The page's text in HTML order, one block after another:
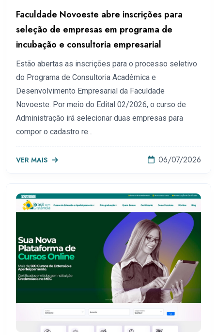
Faculdade Novoeste abre inscrições para
seleção de empresas em programa de
incubação e consultoria empresarial
Estão abertas as inscrições para o processo seletivo
do Programa de Consultoria Acadêmica e
Desenvolvimento Empresarial da Faculdade
Novoeste. Por meio do Edital 02/2026, o curso de
Administração irá selecionar duas empresas para
compor o cadastro re...
VER MAIS 06/07/2026